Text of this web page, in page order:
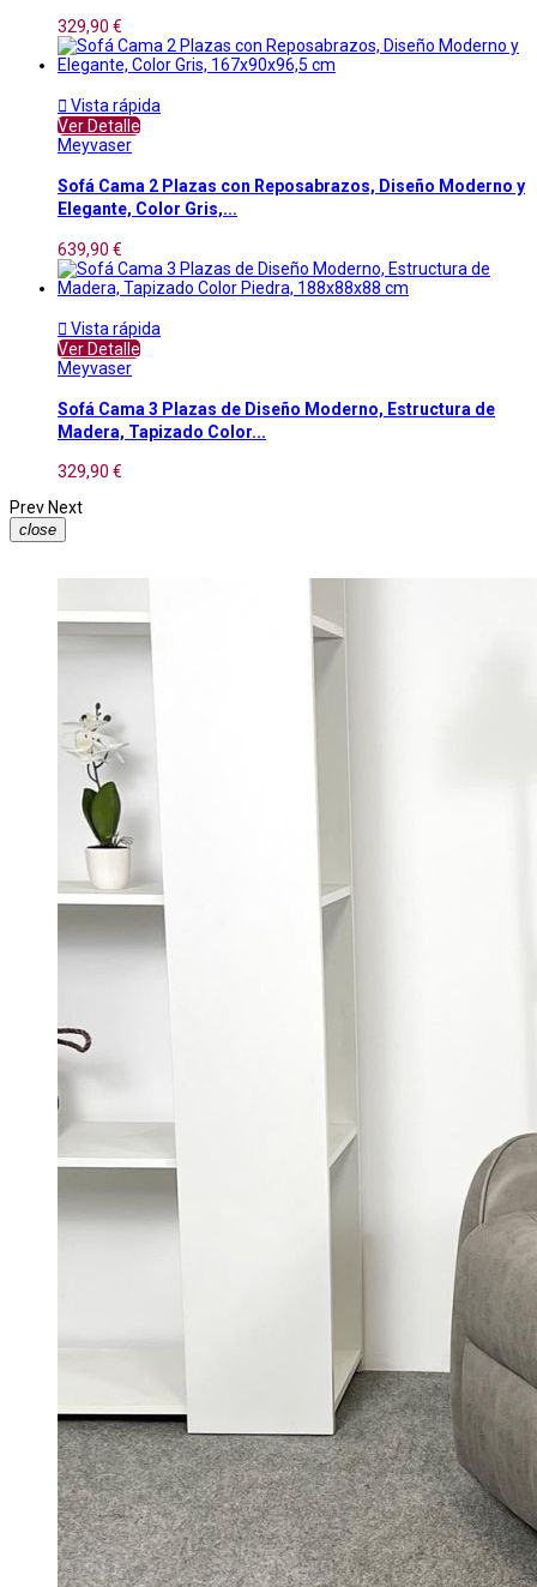
329,90 €
 Vista rápida
Ver Detalle
Meyvaser
Sofá Cama 2 Plazas con Reposabrazos, Diseño Moderno y
Elegante, Color Gris,...
639,90 €
 Vista rápida
Ver Detalle
Meyvaser
Sofá Cama 3 Plazas de Diseño Moderno, Estructura de
Madera, Tapizado Color...
329,90 €
Prev Next
close